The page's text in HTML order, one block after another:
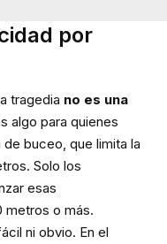
por
tragedia no es una
algo para quienes
buceo, que limita la
Solo los
esas
metros o más.
ni obvio. En el